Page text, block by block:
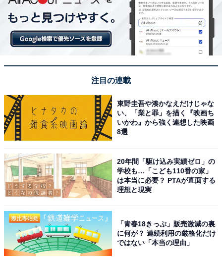
能。8階と10階で販売しているフードであれば持ち込み
OKです（2024年10月18日現在）。
※Dolby、ドルビー、Dolby Atmos、Dolby Cinema、
Dolby Vision、およびダブルD記号は、アメリカ合衆国と
商標または登録商標です。
回答者からは「横浜駅が多くの線が通っており、集合が
1番便利なため」（20代女性／神奈川県）、「横浜駅で
集まりやすく、お酒を楽しむ飲食店街も近いので映画後
に一杯飲みながら感想を言い合える」（30代男性／神奈
川県）、「ドルビーシネマで感動を共有したいから」
（20代女性／神奈川県）という声が上がっています。
※回答者のコメントは原文ママです
この記事の執筆者：田辺 紫 プロフィール
神奈川県在住コピーライター。2001年2月より総合情報
注目の連載
東野圭吾や湊かなえだけじゃな
い、「業と罪」を描く『映画ち
いかわ』から強く連想した映画
8選
20年間「駆け込み実績ゼロ」の
学校も…「こども110番の家」
は本当に必要？ PTAが直面する
理想と現実
「青春18きっぷ」販売激減の裏
に何が？ 連続利用の厳格化だけ
ではない「本当の理由」